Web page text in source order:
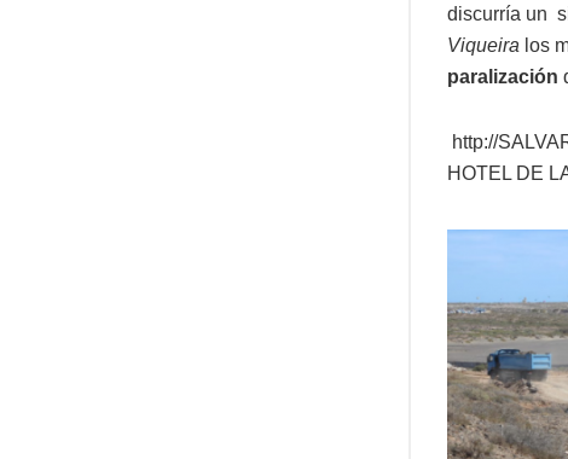
discurría un
Viqueira los
paralización
http://
HOTEL DE